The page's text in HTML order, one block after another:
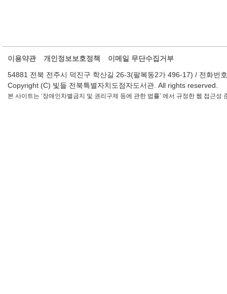
이용약관 개인정보보호정책
이메일 무단수집거부
54881 전북 전주시 덕진구 학산길 26-3(팔복동2가 496-17) / 전화
Copyright (C) 빛들 전북특별자치도점자도서관. All rights reserved.
본 사이트는 ‘장애인차별금지 및 권리구제 등에 관한 법률’ 에서 규정한 웹 접근